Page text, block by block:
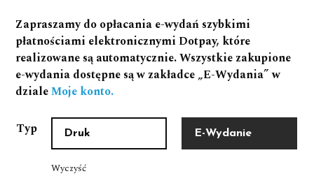
Zapraszamy do opłacania e-wydań szybkimi
płatnościami elektronicznymi Dotpay, które
realizowane są automatycznie. Wszystkie zakupione
e-wydania dostępne są w zakładce „E-Wydania” w
dzialeMoje konto.
Typ Druk E-Wydanie
Wyczyść